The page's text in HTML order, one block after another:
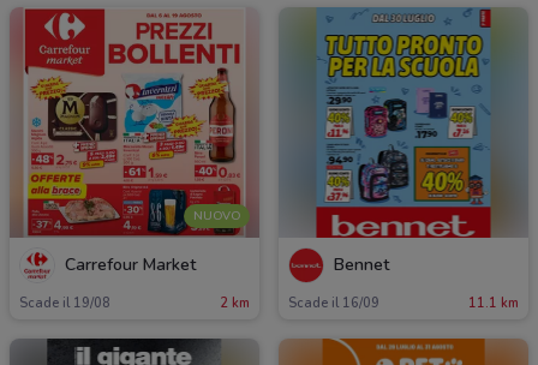
NUOVO
Carrefour Market
Scade il 19/08 2 km
Bennet
Scade il 16/09 11.1 km